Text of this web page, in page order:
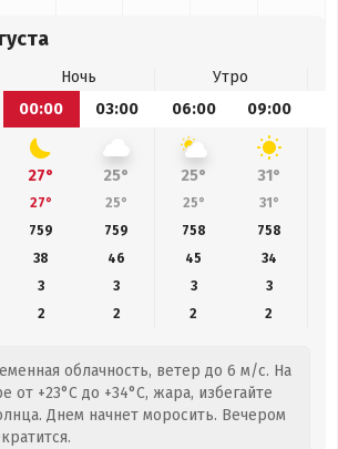
Ночь
Утро
00:00
03:00 06:00 09:00
27° 25° 25° 31°
27° 25° 25° 31°
759
759 758 758
38
46 45 34
3
3 3
3
2
2 2 2
облачность, ветер до 6 м/с. На
от +23°C до +34°C, жара, избегайте
Днем начнет моросить. Вечером